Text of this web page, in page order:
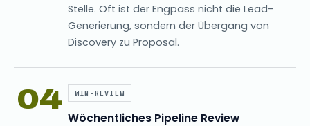
Stelle. Oft ist der Engpass nicht die Lead-
Generierung, sondern der Übergang von
Discovery zu Proposal.
04 WIN-REVIEW
Wöchentliches Pipeline Review